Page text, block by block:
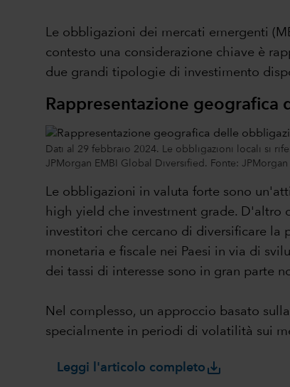
Le obbligazioni dei mercati emergenti
contesto una considerazione chiave è
due grandi tipologie di investimento
Rappresentazione
Dati al 29 febbraio 2024. Le obbligazioni locali si
JPMorgan EMBI Global Diversified. Fonte: JPMorgan
Le obbligazioni in valuta forte sono
high yield che investment grade. D'altro
investitori che cercano di diversificare la
monetaria e fiscale nei Paesi in via di
dei tassi di interesse sono in gran parte
Nel complesso, un approccio basato
specialmente in periodi di volatilità sui
Leggi l'articolo completo save_alt